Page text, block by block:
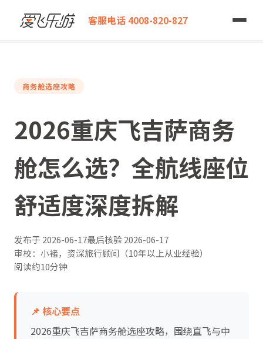
客服电话 4008-820-827
爱飞乐游
2026重庆飞吉萨商务舱怎么选？全航线座位舒适度深度拆解
商务舱选座攻略
2026重庆飞吉萨商务
舱怎么选？全航线座位
舒适度深度拆解
发布于 2026-06-17最后核验2026-06-17
审校：小褚，资深旅行顾问（10年以上从业经验）
阅读约10分钟
📌 核心要点
2026重庆飞吉萨商务舱选座攻略，围绕直飞与中